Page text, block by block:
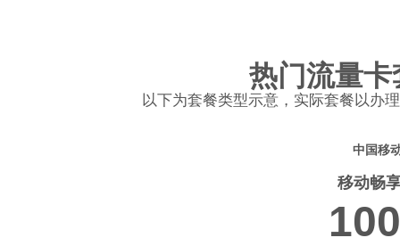
热门流量
以下为套餐类型示意，实际套餐以办
中国移
移动畅
100